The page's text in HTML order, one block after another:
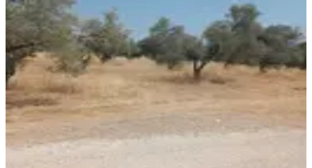
Torbalı Dirmilde Satılık Zeytinlik
Torbalı, Dirmil Mahallesi
9532 m²·Elektrik Hattı, Yolu Açılmış· 1.049/m²
·
07.08.2025
10.000.000 ₺
OKTAY EMLAKVehbi Oktay